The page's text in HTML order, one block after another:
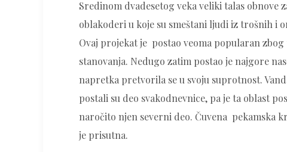
Sredinom dvadesetog veka veliki talas obnove
oblakoderi u koje su smeštani ljudi iz trošnih i
Ovaj projekat je postao veoma popularan
stanovanja. Nedugo zatim postao je najgore
napretka pretvorila se u svoju suprotnost.
postali su deo svakodnevnice, pa je ta oblast
naročito njen severni deo. Čuvena pekamska
je prisutna.